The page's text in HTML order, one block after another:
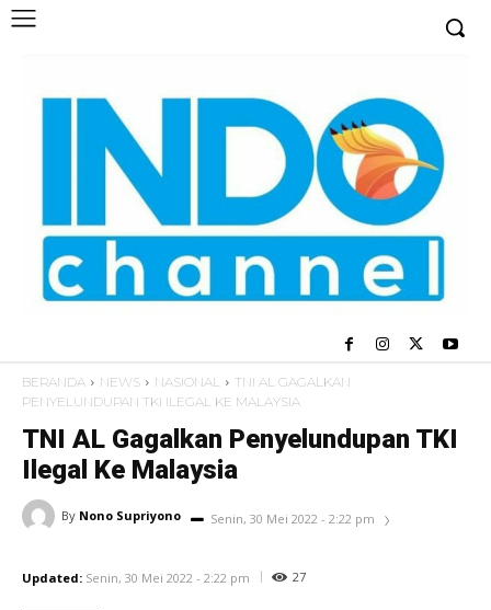
BERANDA NEWS NASIONAL
TNI AL GAGALKAN
PENYELUNDUPAN TKI ILEGAL KE MALAYSIA
TNI AL Gagalkan Penyelundupan TKI
Ilegal Ke Malaysia
By Nono Supriyono Senin, 30 Mei 2022 - 2:22 pm
Updated: Senin, 30 Mei 2022 - 2:22 pm 27